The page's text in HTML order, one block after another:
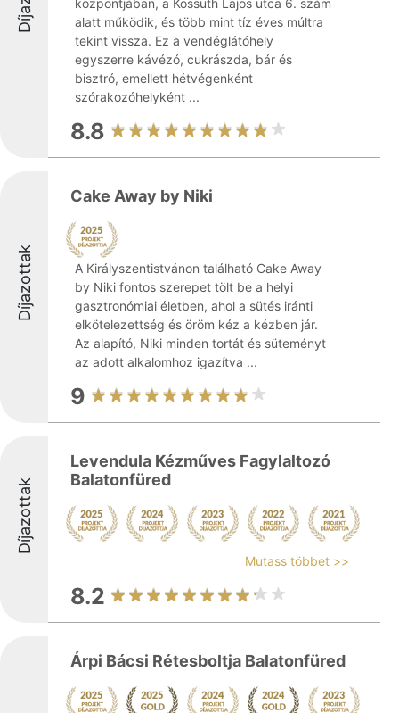
központjában, a Kossuth Lajos utca 6. szám
alatt működik, és több mint tíz éves múltra
tekint vissza. Ez a vendéglátóhely
egyszerre kávézó, cukrászda, bár és
bisztró, emellett hétvégenként
szórakozóhelyként ...
8.8
Díjazottak
Cake Away by Niki
A Királyszentistvánon található Cake Away
by Niki fontos szerepet tölt be a helyi
gasztronómiai életben, ahol a sütés iránti
elkötelezettség és öröm kéz a kézben jár.
Az alapító, Niki minden tortát és süteményt
az adott alkalomhoz igazítva ...
9
Díjazottak
Levendula Kézműves Fagylaltozó
Balatonfüred
Mutass többet >>
8.2
Árpi Bácsi Rétesboltja Balatonfüred